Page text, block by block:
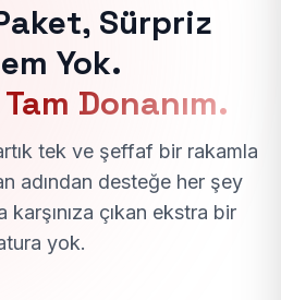
Sürpriz
Yok.
Donanım.
tek ve şeffaf bir rakamla
adından desteğe her şey
çıkan ekstra bir
yok.